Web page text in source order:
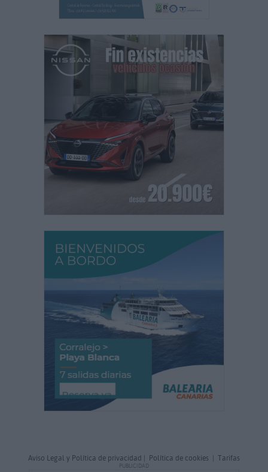
Aviso Legal y Política de privacidad | Política de cookies | Tarifas
PUBLICIDAD